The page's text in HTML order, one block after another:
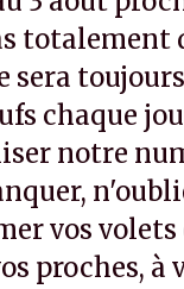
totalement
sera
chaque
notre
vos
proches,